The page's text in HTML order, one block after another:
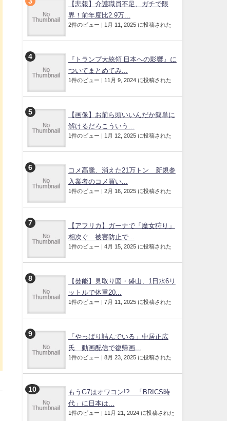
【悲報】介護職員不足、ガチで限
界！前年度比2.9万...
2件のビュー 1月 11, 2025 に投稿された
『トランプ大統領 日本への影響』に
ついてまとめてみ...
1件のビュー 11月 9, 2024 に投稿された
【画像】お前ら頭いいんだか簡単に
解けるだろこういう...
1件のビュー 1月 12, 2025 に投稿された
コメ高騰、消えた21万トン 新規参
入業者のコメ買い...
1件のビュー 2月 16, 2025 に投稿された
【アフリカ】ガーナで「魔女狩り」
相次ぐ 被害防止で...
1件のビュー 4月 15, 2025 に投稿された
【芸能】見取り図・盛山、1日水6リ
ットルで体重20...
1件のビュー 7月 11, 2025 に投稿された
「やっぱり詰んでいる」中居正広
氏 動画配信で復帰画...
1件のビュー 8月 23, 2025 に投稿された
もうG7はオワコン!? 「BRICS時
代」に日本は...
1件のビュー 11月 21, 2024 に投稿された